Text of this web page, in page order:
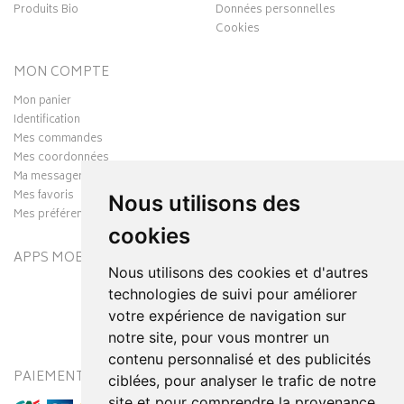
Nous utilisons des
cookies
Nous utilisons des cookies et d'autres
technologies de suivi pour améliorer
votre expérience de navigation sur
notre site, pour vous montrer un
contenu personnalisé et des publicités
ciblées, pour analyser le trafic de notre
Produits Bio
Données personnelles
Cookies
MON COMPTE
Mon panier
Identification
Mes commandes
Mes coordonnées
Ma messagerie
Mes favoris
Mes préférences Cookies
APPS MOBILES
PAIEMENT SÉCURISÉ MODES DE LIVRAISON